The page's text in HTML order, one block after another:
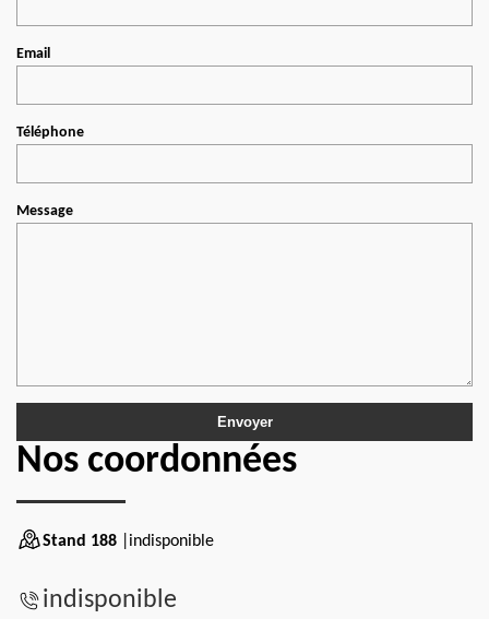
Email
Téléphone
Message
Nos coordonnées
Stand 188 |indisponible
indisponible